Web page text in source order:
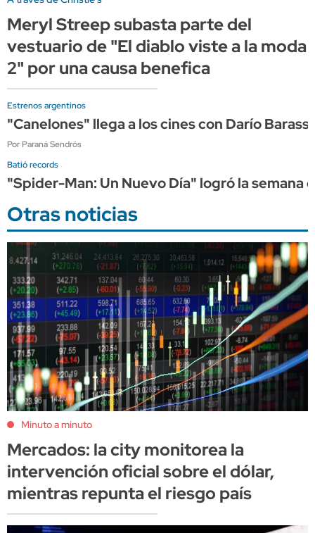
Meryl Streep subasta parte del
vestuario de "El diablo viste a la moda
2" por una causa benefica
Estrenos argentinos
"Canelones" llega a los cines con Darío
Por Paraná Sendrós
Batió records
"Spider-Man: Un Nuevo Día" logró la
Otras noticias
Minuto a minuto
Mercados: la city monitorea la
intervención oficial sobre el dólar,
mientras repunta el riesgo país